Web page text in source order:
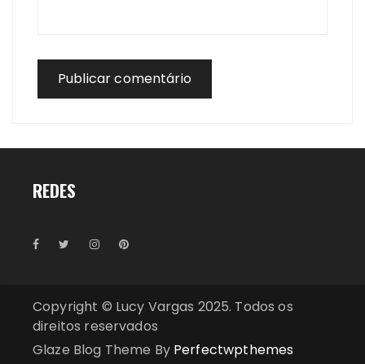
REDES
Copyright © Lucy Vargas 2025. Todos os
direitos reservados
Glaze Blog Theme By Perfectwpthemes